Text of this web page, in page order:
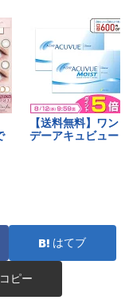
はてブ
コピー